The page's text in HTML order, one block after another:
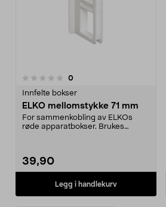
0anmeldelser
Innfelte bokser
ELKO mellomstykke 71 mm
For sammenkobling av ELKOs
røde apparatbokser. Brukes
39,90
Legg i handlekurv
5.0av 5 stjerner